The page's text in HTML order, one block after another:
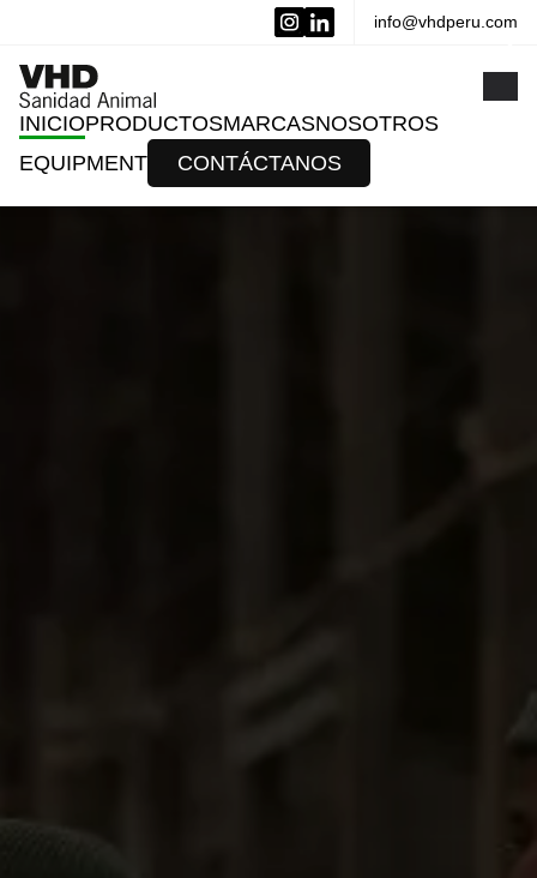
info@vhdperu.com
INICIOPRODUCTOSMARCASNOSOTROS
EQUIPMENT
CONTÁCTANOS